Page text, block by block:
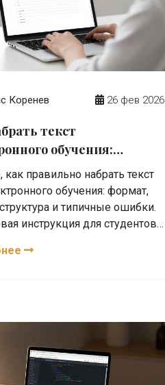
Коренев 26 фев 2026
текст
обучения:
инструкция для
как правильно набрать текст
обучения: формат,
и типичные ошибки.
инструкция для студентов,